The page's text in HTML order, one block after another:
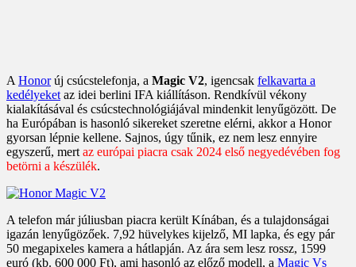
A Honorúj csúcstelefonja, a Magic V2, igencsak felkavarta a
kedélyeket az idei berlini IFA kiállításon. Rendkívül vékony
kialakításával és csúcstechnológiájával mindenkit lenyűgözött. De
ha Európában is hasonló sikereket szeretne elérni, akkor a Honor
gyorsan lépnie kellene. Sajnos, úgy tűnik, ez nem lesz ennyire
egyszerű, mert az európai piacra csak 2024 első negyedévében fog
betörni a készülék.
A telefon már júliusban piacra került Kínában, és a tulajdonságai
igazán lenyűgözőek. 7,92 hüvelykes kijelző, MI lapka, és egy pár
50 megapixeles kamera a hátlapján. Az ára sem lesz rossz, 1599
euró (kb. 600 000 Ft), ami hasonló az előző modell, a Magic Vs